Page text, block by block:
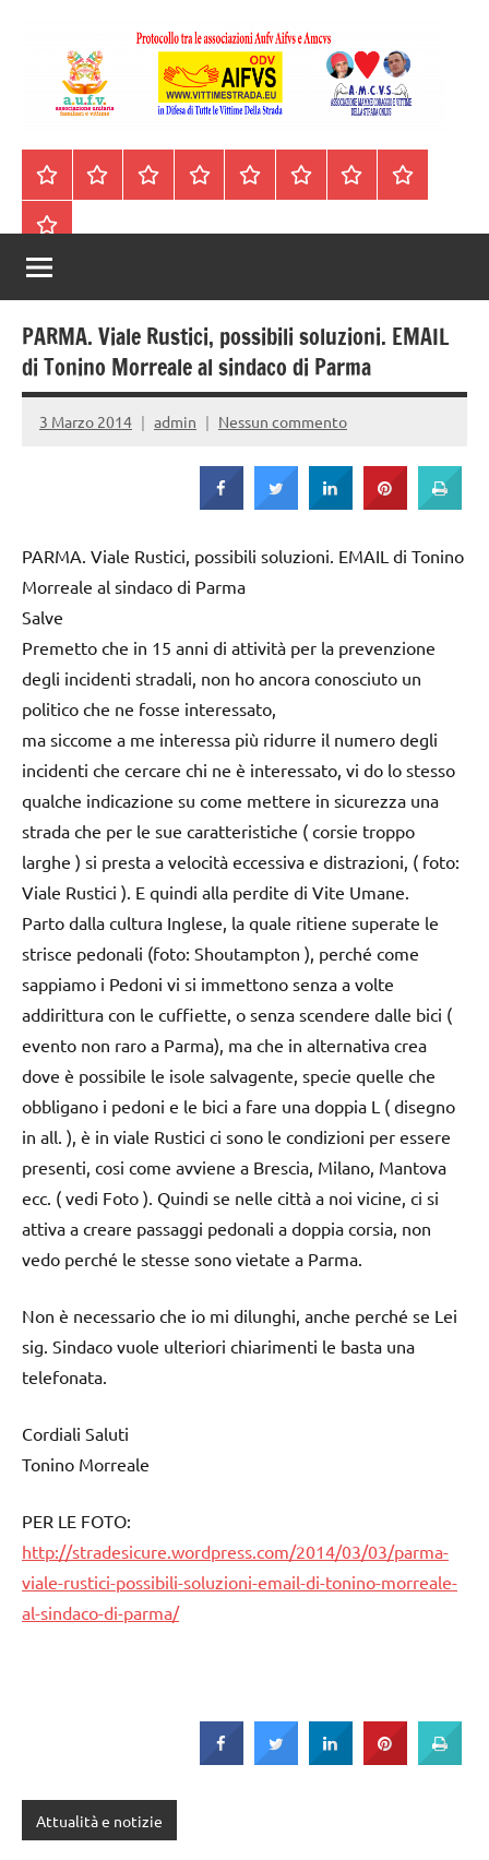
contenuto
A.I.F.V.S.
–
Associazione
Italiana
Familiari
e
Vittime
difesa
di
tutte
vittime
della
strada
HomepageSegnalazioni
Nord
Centro
Sud
ContattiIncidenti
Il
Archivio
PARMA. Viale Rustici, possibili soluzioni. EMAIL
di Tonino Morreale al sindaco di Parma
3 Marzo 2014 admin Nessun commento
PARMA. Viale Rustici, possibili soluzioni. EMAIL di Tonino
Morreale al sindaco di Parma
Salve
Premetto che in 15 anni di attività per la prevenzione
degli incidenti stradali, non ho ancora conosciuto un
politico che ne fosse interessato,
ma siccome a me interessa più ridurre il numero degli
incidenti che cercare chi ne è interessato, vi do lo stesso
qualche indicazione su come mettere in sicurezza una
strada che per le sue caratteristiche ( corsie troppo
larghe ) si presta a velocità eccessiva e distrazioni, ( foto:
Viale Rustici ). E quindi alla perdite di Vite Umane.
Parto dalla cultura Inglese, la quale ritiene superate le
strisce pedonali (foto: Shoutampton ), perché come
sappiamo i Pedoni vi si immettono senza a volte
addirittura con le cuffiette, o senza scendere dalle bici (
evento non raro a Parma), ma che in alternativa crea
dove è possibile le isole salvagente, specie quelle che
obbligano i pedoni e le bici a fare una doppia L ( disegno
in all. ), è in viale Rustici ci sono le condizioni per essere
presenti, cosi come avviene a Brescia, Milano, Mantova
ecc. ( vedi Foto ). Quindi se nelle città a noi vicine, ci si
attiva a creare passaggi pedonali a doppia corsia, non
vedo perché le stesse sono vietate a Parma.
Non è necessario che io mi dilunghi, anche perché se Lei
sig. Sindaco vuole ulteriori chiarimenti le basta una
telefonata.
Cordiali Saluti
Tonino Morreale
PER LE FOTO:
http://stradesicure.wordpress.com/2014/03/03/parma-
viale-rustici-possibili-soluzioni-email-di-tonino-morreale-
al-sindaco-di-parma/
Attualità e notizie